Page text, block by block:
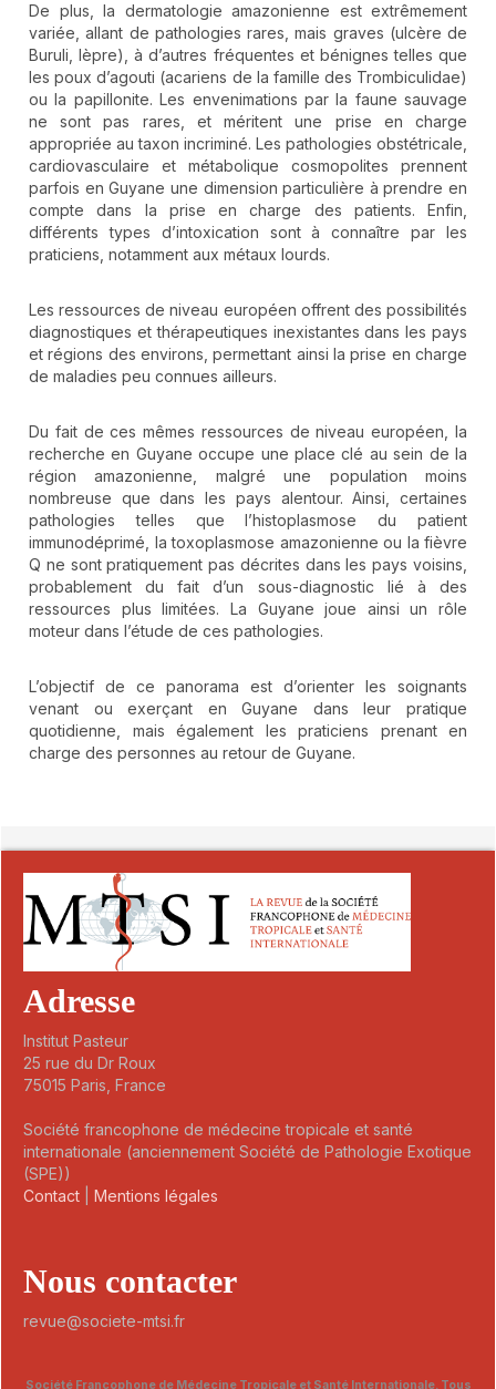
De plus, la dermatologie amazonienne est extrêmement
variée, allant de pathologies rares, mais graves (ulcère de
Buruli, lèpre), à d’autres fréquentes et bénignes telles que
les poux d’agouti (acariens de la famille des Trombiculidae)
ou la papillonite. Les envenimations par la faune sauvage
ne sont pas rares, et méritent une prise en charge
appropriée au taxon incriminé. Les pathologies obstétricale,
cardiovasculaire et métabolique cosmopolites prennent
parfois en Guyane une dimension particulière à prendre en
compte dans la prise en charge des patients. Enfin,
différents types d’intoxication sont à connaître par les
praticiens, notamment aux métaux lourds.
Les ressources de niveau européen offrent des possibilités
diagnostiques et thérapeutiques inexistantes dans les pays
et régions des environs, permettant ainsi la prise en charge
de maladies peu connues ailleurs.
Du fait de ces mêmes ressources de niveau européen, la
recherche en Guyane occupe une place clé au sein de la
région amazonienne, malgré une population moins
nombreuse que dans les pays alentour. Ainsi, certaines
pathologies telles que l’histoplasmose du patient
immunodéprimé, la toxoplasmose amazonienne ou la fièvre
Q ne sont pratiquement pas décrites dans les pays voisins,
probablement du fait d’un sous-diagnostic lié à des
ressources plus limitées. La Guyane joue ainsi un rôle
moteur dans l’étude de ces pathologies.
L’objectif de ce panorama est d’orienter les soignants
venant ou exerçant en Guyane dans leur pratique
quotidienne, mais également les praticiens prenant en
charge des personnes au retour de Guyane.
Adresse
Institut Pasteur
25 rue du Dr Roux
75015 Paris, France
Société francophone de médecine tropicale et santé
internationale (anciennement Société de Pathologie Exotique
(SPE))
Contact
Mentions légales
Nous contacter
revue@societe-mtsi.fr
Société Francophone de Médecine Tropicale et Santé Internationale. Tous